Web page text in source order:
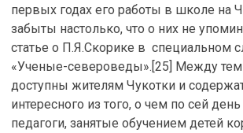
первых годах его работы в школе на
забыты настолько, что о них не
статье о П.Я.Скорике в специальном
«Ученые-североведы».[25] Между
доступны жителям Чукотки и
интересного из того, о чем по сей
педагоги, занятые обучением детей